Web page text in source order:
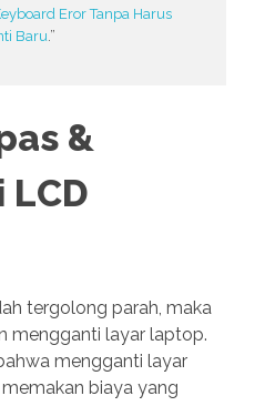
Eror Tanpa Harus
Baru.”
&
tergolong parah, maka
mengganti layar laptop.
mengganti layar
biaya yang